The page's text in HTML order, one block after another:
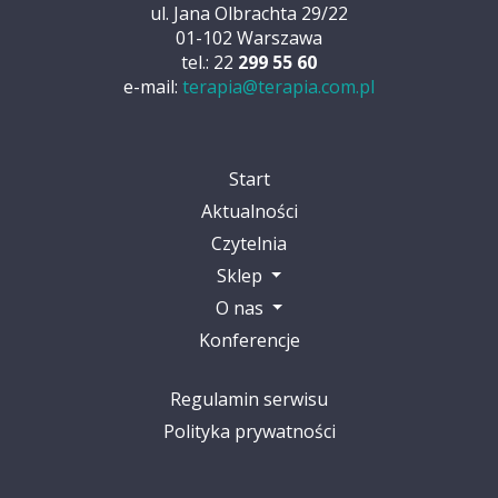
ul. Jana Olbrachta 29/22
01-102 Warszawa
tel.: 22 299 55 60
e-mail: terapia@terapia.com.pl
Start
Aktualności
Czytelnia
Sklep
O nas
Konferencje
Regulamin serwisu
Polityka prywatności